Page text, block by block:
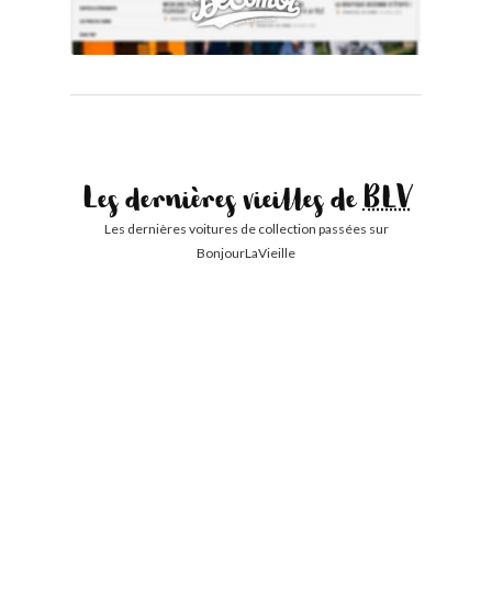
Les dernières vieilles deBLV
Les dernières voitures de collection passées sur
BonjourLaVieille